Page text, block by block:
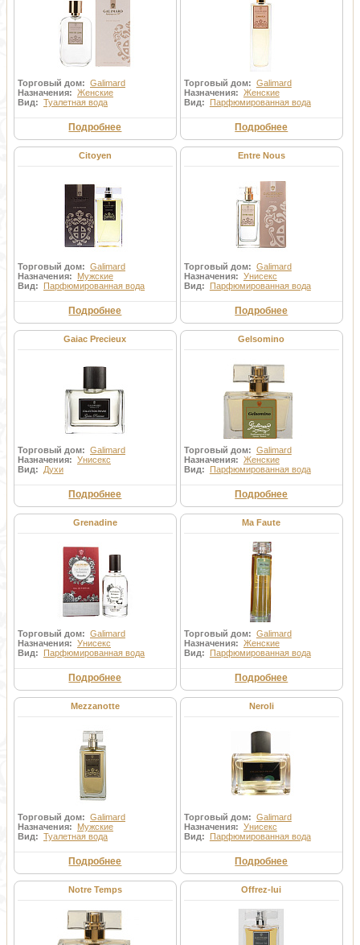
Торговый дом: Galimard
Назначения: Женские
Вид: Туалетная вода
Подробнее
Торговый дом: Galimard
Назначения: Женские
Вид: Парфюмированная вода
Подробнее
Citoyen
Торговый дом: Galimard
Назначения: Мужские
Вид: Парфюмированная вода
Подробнее
Entre Nous
Торговый дом: Galimard
Назначения: Унисекс
Вид: Парфюмированная вода
Подробнее
Gaiac Precieux
Торговый дом: Galimard
Назначения: Унисекс
Вид: Духи
Подробнее
Gelsomino
Торговый дом: Galimard
Назначения: Женские
Вид: Парфюмированная вода
Подробнее
Grenadine
Торговый дом: Galimard
Назначения: Унисекс
Вид: Парфюмированная вода
Подробнее
Ma Faute
Торговый дом: Galimard
Назначения: Женские
Вид: Парфюмированная вода
Подробнее
Mezzanotte
Торговый дом: Galimard
Назначения: Мужские
Вид: Туалетная вода
Подробнее
Neroli
Торговый дом: Galimard
Назначения: Унисекс
Вид: Парфюмированная вода
Подробнее
Notre Temps Offrez-lui